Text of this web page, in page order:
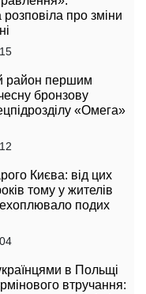
розповіла про зміни
район першим
бронзову
«Омега»
Києва: від цих
тому у жителів
подих
в Польщі
втручання: